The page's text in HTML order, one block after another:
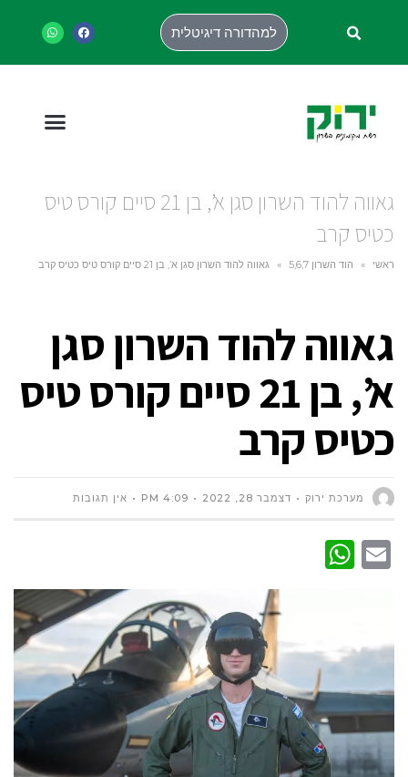
למהדורה דיגיטלית
גאווה להוד השרון סגן א’, בן 21 סיים קורס טיס
כטיס קרב
ראשי » הוד השרון 5,6,7 » גאווה להוד השרון סגן א’, בן 21 סיים קורס טיס כטיס קרב
גאווה להוד השרון סגן
א’, בן 21 סיים קורס טיס
כטיס קרב
מערכת ירוק דצמבר 28, 2022 4:09 PM אין תגובות
Email